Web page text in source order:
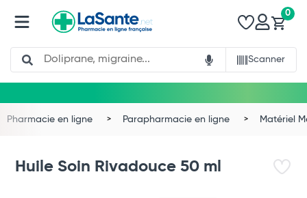
Search
Scanner
0
Pharmacie en ligne Parapharmacie en ligne Matériel
Huile Soin Rivadouce 50 ml